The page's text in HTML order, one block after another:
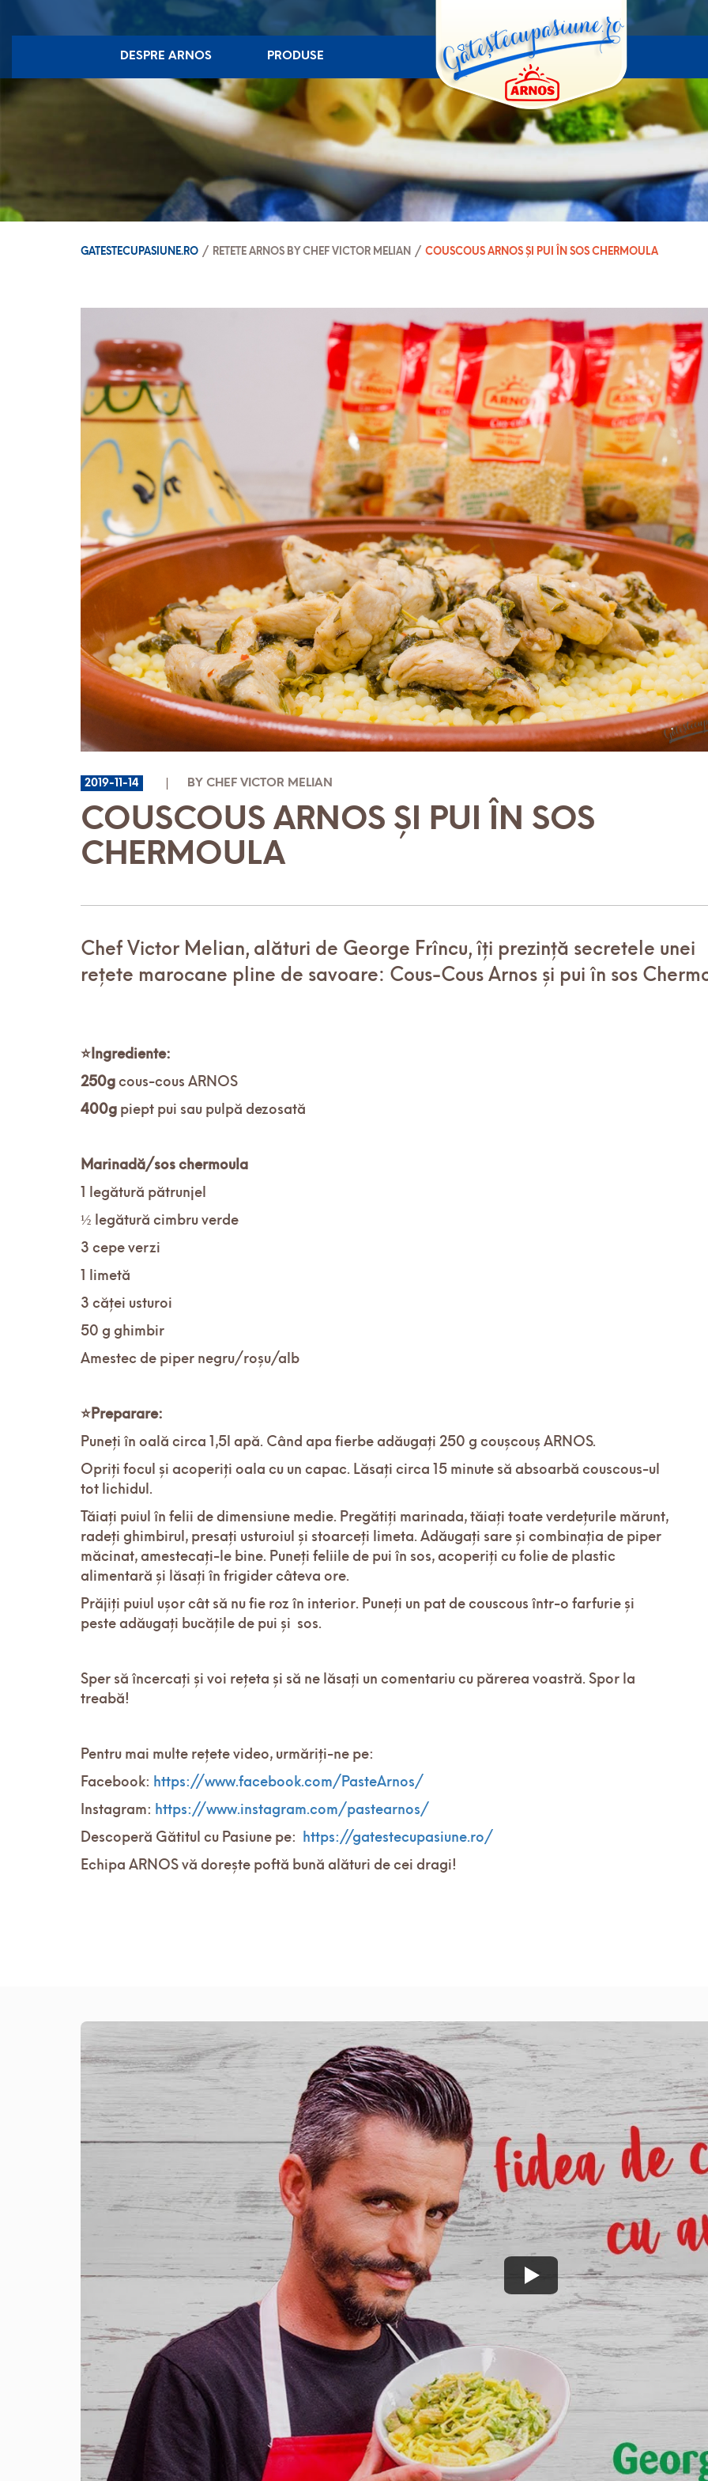
DESPRE ARNOS PRODUSE
GATESTECUPASIUNE.RO / RETETE ARNOS BY CHEF VICTOR MELIAN / COUSCOUS ARNOS ȘI PUI ÎN SOS CHERMOULA
2019-11-14 BY CHEF VICTOR MELIAN
COUSCOUS ARNOS ȘI PUI ÎN SOS
CHERMOULA
Chef Victor Melian, alături de George Frîncu, îți prezință secretele unei
rețete marocane pline de savoare: Cous-Cous Arnos și pui în sos
⭐Ingrediente:
250g cous-cous ARNOS
400g piept pui sau pulpă dezosată
Marinadă/sos chermoula
1 legătură pătrunjel
½ legătură cimbru verde
3 cepe verzi
1 limetă
3 căței usturoi
50 g ghimbir
Amestec de piper negru/roșu/alb
⭐Preparare:
Puneți în oală circa 1,5l apă. Când apa fierbe adăugați 250 g coușcouș ARNOS.
Opriți focul și acoperiți oala cu un capac. Lăsați circa 15 minute să absoarbă couscous-ul
tot lichidul.
Tăiați puiul în felii de dimensiune medie. Pregătiți marinada, tăiați toate verdețurile mărunt,
radeți ghimbirul, presați usturoiul și stoarceți limeta. Adăugați sare și combinația de piper
măcinat, amestecați-le bine. Puneți feliile de pui în sos, acoperiți cu folie de plastic
alimentară și lăsați în frigider câteva ore.
Prăjiți puiul ușor cât să nu fie roz în interior. Puneți un pat de couscous într-o farfurie și
peste adăugați bucățile de pui și sos.
Sper să încercați și voi rețeta și să ne lăsați un comentariu cu părerea voastră. Spor la
treabă!
Pentru mai multe rețete video, urmăriți-ne pe:
Facebook: https://www.facebook.com/PasteArnos/
Instagram: https://www.instagram.com/pastearnos/
Descoperă Gătitul cu Pasiune pe: https://gatestecupasiune.ro/
Echipa ARNOS vă dorește poftă bună alături de cei dragi!